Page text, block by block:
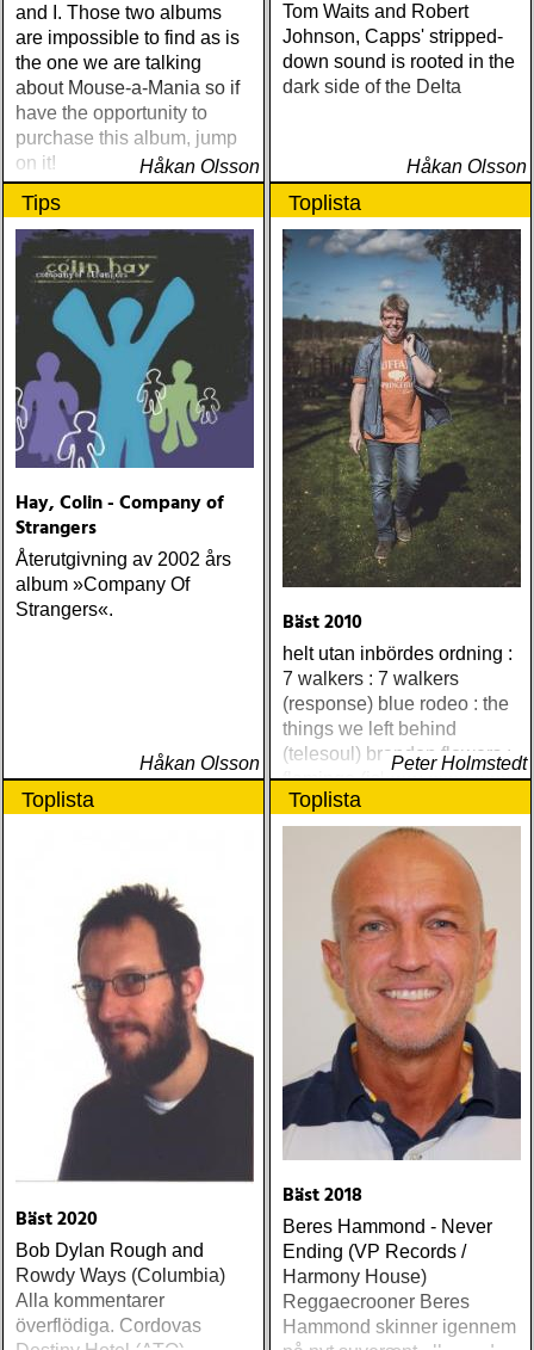
and I. Those two albums
are impossible to find as is
the one we are talking
about Mouse-a-Mania so if
have the opportunity to
purchase this album, jump
on it!
Håkan Olsson
Tom Waits and Robert
Johnson, Capps' stripped-
down sound is rooted in the
dark side of the Delta
Håkan Olsson
Tips
Hay, Colin - Company of
Strangers
Återutgivning av 2002 års
album »Company Of
Strangers«.
Håkan Olsson
Toplista
Bäst 2010
helt utan inbördes ordning :
7 walkers : 7 walkers
(response) blue rodeo : the
things we left behind
(telesoul) brandon flowers :
flamingo (island) elton john
& leon russell : the union
(mercury) justin currie : the
great war (ryko)
meadowland : harbours
(oaks of mamre) rumer :
seasons of my soul
(atlantic) rob thompson :
dust (angel air) roky
erickson w/okkervil river :
true love cast out all evil
(anti-) steve poltz :
dreamhouse (seedling)
Peter Holmstedt
Toplista
Bäst 2020
Bob Dylan Rough and
Rowdy Ways (Columbia)
Alla kommentarer
överflödiga. Cordovas
Toplista
Bäst 2018
Beres Hammond - Never
Ending (VP Records /
Harmony House)
Reggaecrooner Beres
Hammond skinner igennem